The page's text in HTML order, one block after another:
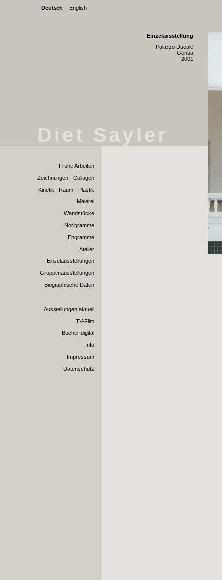
Diet Sayler
Frühe Arbeiten
Zeichnungen · Collagen
Kinetik · Raum · Plastik
Malerei
Wandstücke
Norigramme
Engramme
Atelier
Einzelausstellungen
Gruppenausstellungen
Biographische Daten
Ausstellungen aktuell
TV-Film
Bücher digital
Info
Impressum
Datenschutz
Einzelausstellung
Palazzo Ducale
Genua
2001
Deutsch | English